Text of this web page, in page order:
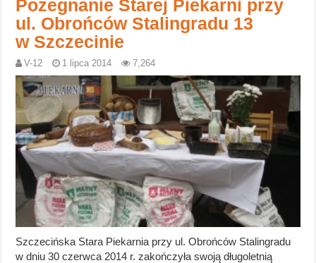
Pożegnanie Starej Piekarni przy
ul. Obrońców Stalingradu 13
w Szczecinie
V-12 1 lipca 2014 7,264
Szczecińska Stara Piekarnia przy ul. Obrońców Stalingradu
w dniu 30 czerwca 2014 r. zakończyła swoją długoletnią